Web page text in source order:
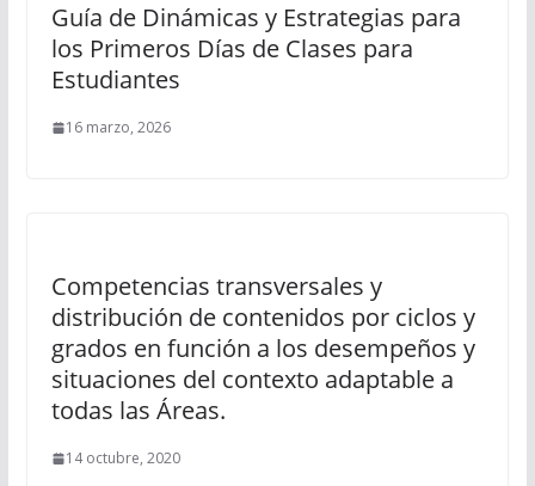
Guía de Dinámicas y Estrategias para
los Primeros Días de Clases para
Estudiantes
16 marzo, 2026
Competencias transversales y
distribución de contenidos por ciclos y
grados en función a los desempeños y
situaciones del contexto adaptable a
todas las Áreas.
14 octubre, 2020